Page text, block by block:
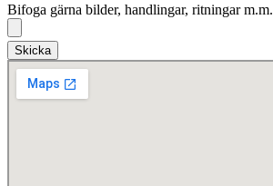
Bifoga gärna bilder, handlingar, ritningar m.m.
Skicka